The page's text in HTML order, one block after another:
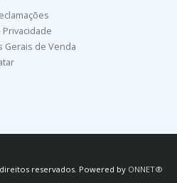
Privacidade
Gerais de Venda
reservados. Powered by ONNET®